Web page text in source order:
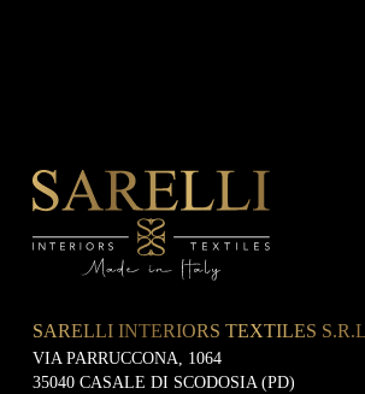
SARELLI INTERIORS TEXTILES
VIA PARRUCCONA, 1064
35040 CASALE DI SCODOSIA (PD)